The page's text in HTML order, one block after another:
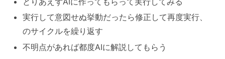
実行して意図せぬ挙動だったら修正して再度実行、
のサイクルを繰り返す
不明点があれば都度AIに解説してもらう